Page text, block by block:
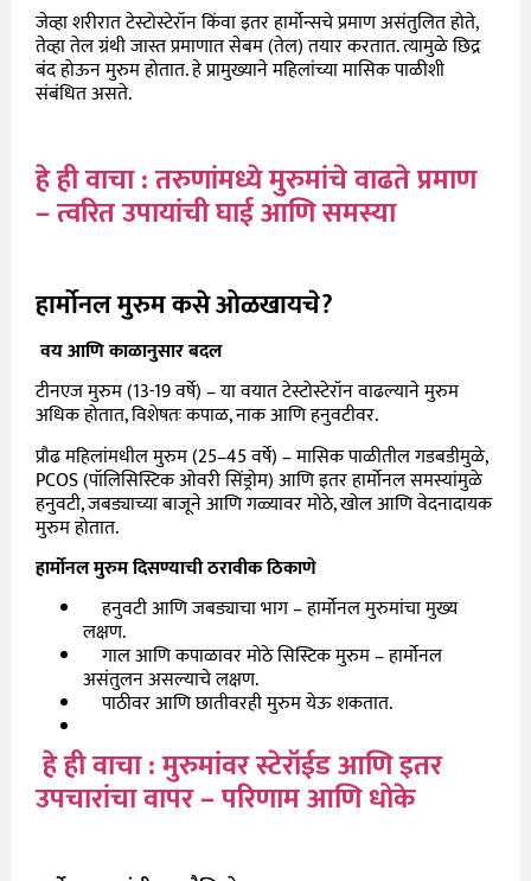
जेव्हा शरीरात टेस्टोस्टेरॉन किंवा इतर हार्मोन्सचे प्रमाण असंतुलित होते,
तेव्हा तेल ग्रंथी जास्त प्रमाणात सेबम (तेल) तयार करतात.त्यामुळे छिद्र
बंद होऊन मुरुम होतात. हे प्रामुख्याने महिलांच्या मासिक पाळीशी
संबंधित असते.
हे ही वाचा : तरुणांमध्ये मुरुमांचे वाढते प्रमाण
– त्वरित उपायांची घाई आणि समस्या
हार्मोनल मुरुम कसे ओळखायचे?
वय आणि काळानुसार बदल
टीनएज मुरुम (13-19 वर्षे) – या वयात टेस्टोस्टेरॉन वाढल्याने मुरुम
अधिक होतात,विशेषतः कपाळ,नाक आणि हनुवटीवर.
प्रौढ महिलांमधील मुरुम (25–45वर्षे) – मासिक पाळीतील गडबडीमुळे,
PCOS (पॉलिसिस्टिक ओवरी सिंड्रोम) आणि इतर हार्मोनल समस्यांमुळे
हनुवटी,जबड्याच्या बाजूने आणि गळ्यावर मोठे,खोल आणि वेदनादायक
मुरुम होतात.
हार्मोनल मुरुम दिसण्याची ठरावीक ठिकाणे
हनुवटी आणि जबड्याचा भाग – हार्मोनल मुरुमांचा मुख्य
लक्षण.
गाल आणि कपाळावर मोठे सिस्टिक मुरुम – हार्मोनल
असंतुलन असल्याचे लक्षण.
पाठीवर आणि छातीवरही मुरुम येऊ शकतात.
हे ही वाचा : मुरुमांवर स्टेरॉईड आणि इतर
उपचारांचा वापर – परिणाम आणि धोके